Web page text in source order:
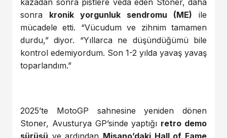
kazadan sonra pistlere veda eden Stoner, daha
sonra kronik yorgunluk sendromu (ME) ile
mücadele etti. “Vücudum ve zihnim tamamen
durdu,” diyor. “Yıllarca ne düşündüğümü bile
kontrol edemiyordum. Son 1-2 yılda yavaş yavaş
toparlandım.”
2025’te MotoGP sahnesine yeniden dönen
Stoner, Avusturya GP’sinde yaptığı retro demo